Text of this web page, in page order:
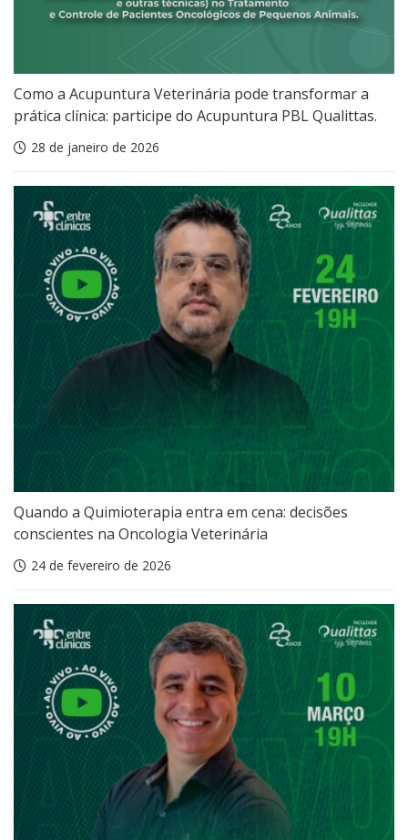
Como a Acupuntura Veterinária pode transformar a
prática clínica: participe do Acupuntura PBL Qualittas.
28 de janeiro de 2026
Quando a Quimioterapia entra em cena: decisões
conscientes na Oncologia Veterinária
24 de fevereiro de 2026